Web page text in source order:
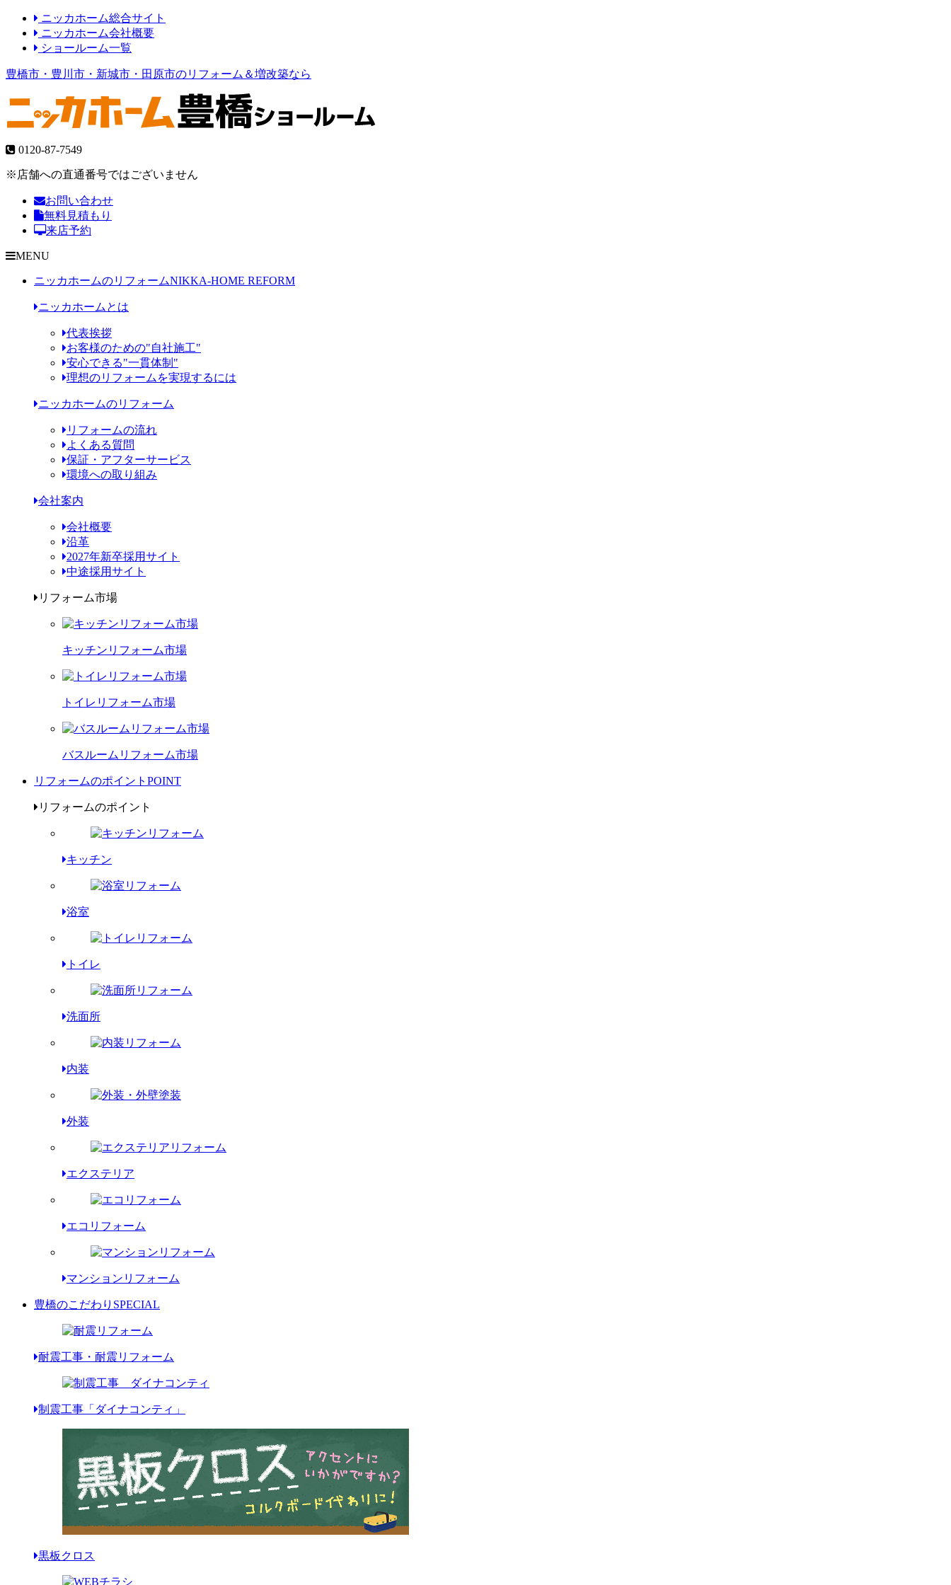
ニッカホーム総合サイト
ニッカホーム会社概要
ショールーム一覧
豊橋市・豊川市・新城市・田原市のリフォーム＆増改築なら
0120-87-7549
※店舗への直通番号ではございません
お問い合わせ
無料見積もり
来店予約
MENU
ニッカホームのリフォームNIKKA-HOME REFORM
ニッカホームとは
代表挨拶
お客様のための"自社施工"
安心できる"一貫体制"
理想のリフォームを実現するには
ニッカホームのリフォーム
リフォームの流れ
よくある質問
保証・アフターサービス
環境への取り組み
会社案内
会社概要
沿革
2027年新卒採用サイト
中途採用サイト
リフォーム市場
キッチンリフォーム市場
トイレリフォーム市場
バスルームリフォーム市場
リフォームのポイント POINT
リフォームのポイント
キッチン
浴室
トイレ
洗面所
内装
外装
エクステリア
エコリフォーム
マンションリフォーム
豊橋のこだわり SPECIAL
耐震工事・耐震リフォーム
制震工事「ダイナコンティ」
黒板クロス